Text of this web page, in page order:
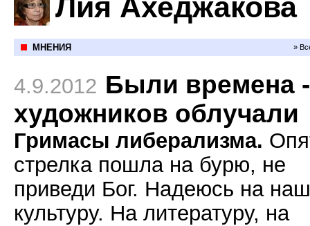
Лия Ахеджакова
МНЕНИЯ »
4.9.2012 Были времена -
художников облучали
Гримасы либерализма.
стрелка пошла на бурю, не
приведи Бог. Надеюсь на
культуру. На литературу, на